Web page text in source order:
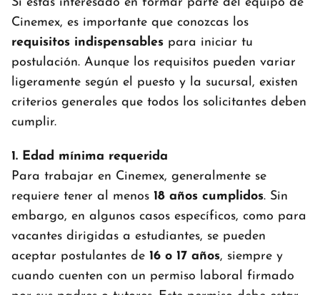
Cinemex, es importante que conozcas los
requisitos indispensables para iniciar tu
postulación. Aunque los requisitos pueden variar
ligeramente según el puesto y la sucursal, existen
criterios generales que todos los solicitantes deben
cumplir.
1. Edad mínima requerida
Para trabajar en Cinemex, generalmente se
requiere tener al menos 18 años cumplidos. Sin
embargo, en algunos casos específicos, como para
vacantes dirigidas a estudiantes, se pueden
aceptar postulantes de 16 o 17 años, siempre y
cuando cuenten con un permiso laboral firmado